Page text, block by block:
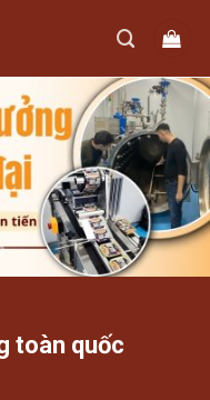
toàn quốc